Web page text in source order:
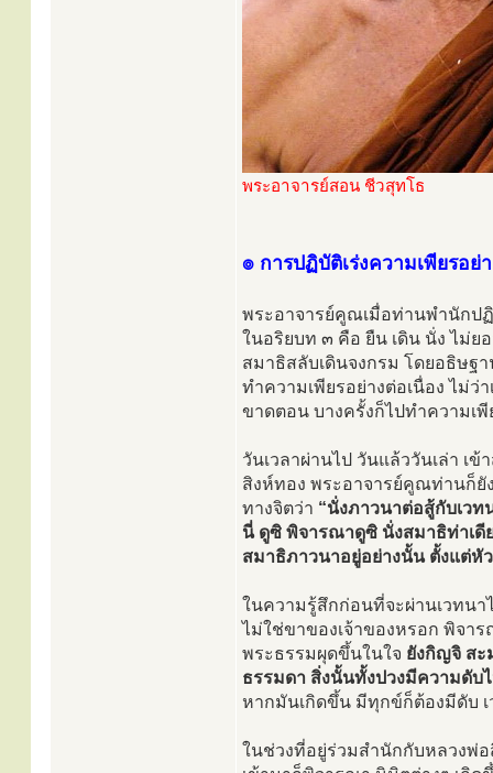
พระอาจารย์สอน ชีวสุทโธ
๏ การปฏิบัติเร่งความเพียรอย่
พระอาจารย์คูณเมื่อท่านพำนักป
ในอริยบท ๓ คือ ยืน เดิน นั่ง ไม่ย
สมาธิสลับเดินจงกรม โดยอธิษฐ
ทำความเพียรอย่างต่อเนื่อง ไม่
ขาดตอน บางครั้งก็ไปทำความเ
วันเวลาผ่านไป วันแล้ววันเล่า
สิงห์ทอง พระอาจารย์คูณท่านก็ยั
ทางจิตว่า “นั่งภาวนาต่อสู้กับเว
นี่ ดูซิ พิจารณาดูซิ นั่งสมาธิท่าเดี
สมาธิภาวนาอยู่อย่างนั้น ตั้งแต่หัว
ในความรู้สึกก่อนที่จะผ่านเวทน
ไม่ใช่ขาของเจ้าของหรอก พิจา
พระธรรมผุดขึ้นในใจ ยังกิญจิ สะ
ธรรมดา สิ่งนั้นทั้งปวงมีความดับ
หากมันเกิดขึ้น มีทุกข์ก็ต้องมีดับ
ในช่วงที่อยู่ร่วมสำนักกับหลวงพ่